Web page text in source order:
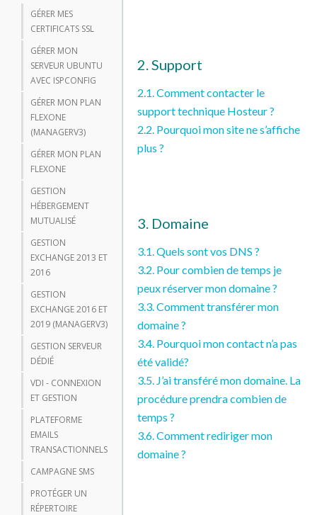
GÉRER MES
CERTIFICATS SSL
GÉRER MON
SERVEUR UBUNTU
AVEC ISPCONFIG
GÉRER MON PLAN
FLEXONE
(MANAGERV3)
GÉRER MON PLAN
FLEXONE
GESTION
HÉBERGEMENT
MUTUALISÉ
GESTION
EXCHANGE 2013 ET
2016
GESTION
EXCHANGE 2016 ET
2019 (MANAGERV3)
GESTION SERVEUR
DÉDIÉ
VDI - CONNEXION
ET GESTION
PLATEFORME
EMAILS
TRANSACTIONNELS
CAMPAGNE SMS
PROTÉGER UN
RÉPERTOIRE
2. Support
2.1. Comment contacter le
support technique Hosteur ?
2.2. Pourquoi mon site ne s’affiche
plus ?
3. Domaine
3.1. Quels sont vos DNS ?
3.2. Pour combien de temps je
peux réserver mon domaine ?
3.3. Comment transférer mon
domaine ?
3.4. Pourquoi mon contact n’a pas
été validé?
3.5. J’ai transféré mon domaine. La
procédure prendra combien de
temps ?
3.6. Comment rediriger mon
domaine ?